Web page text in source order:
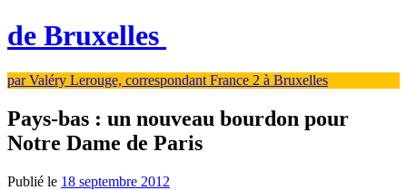
de Bruxelles
par Valéry Lerouge, correspondant France 2 à Bruxelles
Pays-bas : un nouveau bourdon pour
Notre Dame de Paris
Publié le 18 septembre 2012